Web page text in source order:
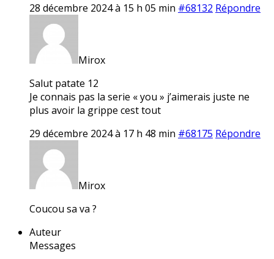
28 décembre 2024 à 15 h 05 min #68132 Répondre
Mirox
Salut patate 12
Je connais pas la serie « you » j’aimerais juste ne
plus avoir la grippe cest tout
29 décembre 2024 à 17 h 48 min #68175 Répondre
Mirox
Coucou sa va ?
Auteur
Messages